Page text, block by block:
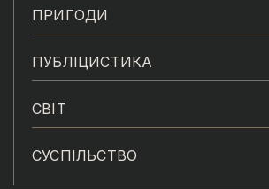
ПРИГОДИ
ПУБЛІЦИСТИКА
СВІТ
СУСПІЛЬСТВО